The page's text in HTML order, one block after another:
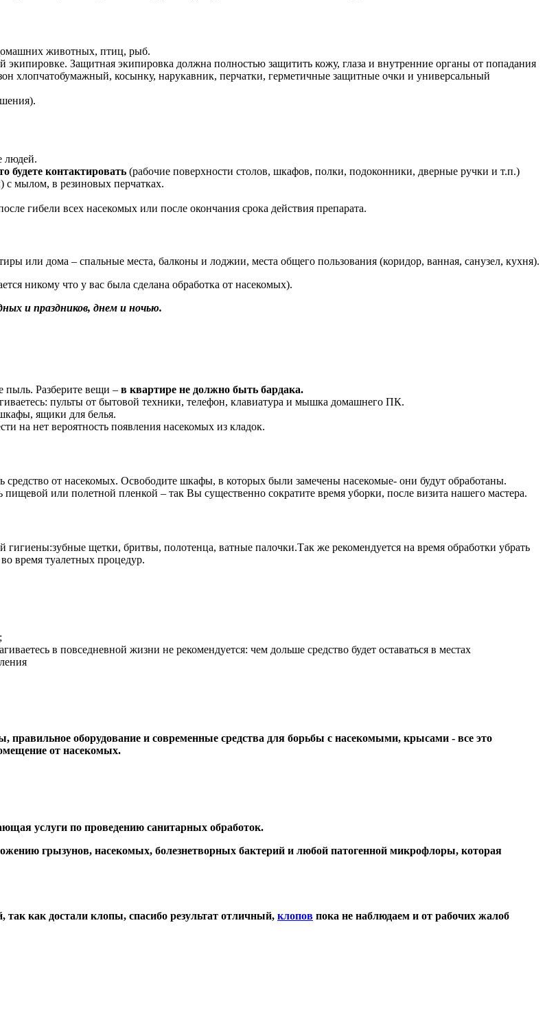
животных, птиц, рыб.
экипировке. Защитная экипировка должна полностью защитить кожу, глаза и внутренние органы от попадания
хлопчатобумажный, косынку, нарукавник, перчатки, герметичные защитные очки и универсальный
людей.
будете контактировать (рабочие поверхности столов, шкафов, полки, подоконники, дверные ручки и т.п.)
с мылом, в резиновых перчатках.
гибели всех насекомых или после окончания срока действия препарата.
или дома – спальные места, балконы и лоджии, места общего пользования (коридор, ванная, санузел, кухня).
никому что у вас была сделана обработка от насекомых).
и праздников, днем и ночью.
пыль. Разберите вещи – в квартире не должно быть бардака.
пульты от бытовой техники, телефон, клавиатура и мышка домашнего ПК.
ящики для белья.
на нет вероятность появления насекомых из кладок.
средство от насекомых. Освободите шкафы, в которых были замечены насекомые- они будут обработаны.
или полетной пленкой – так Вы существенно сократите время уборки, после визита нашего мастера.
щетки, бритвы, полотенца, ватные палочки.Так же рекомендуется на время обработки убрать
время туалетных процедур.
в повседневной жизни не рекомендуется: чем дольше средство будет оставаться в местах
правильное оборудование и современные средства для борьбы с насекомыми, крысами - все это
от насекомых.
услуги по проведению санитарных обработок.
грызунов, насекомых, болезнетворных бактерий и любой патогенной микрофлоры, которая
как достали клопы, спасибо результат отличный, клопов пока не наблюдаем и от рабочих жалоб